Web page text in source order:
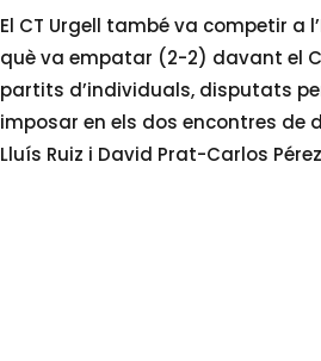
El CT Urgell també va competir a
què va empatar (2-2) davant el
partits d’individuals, disputats
imposar en els dos encontres de
Lluís Ruiz i David Prat-Carlos